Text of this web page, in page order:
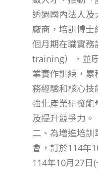
透過國內法人
廠商，培訓博士
個月期在職實
training），並
業實作訓練，
務經驗和核心技
強化產業研發能
及提升競爭力。
二、為增進培
會，訂於114年
114年10月27日